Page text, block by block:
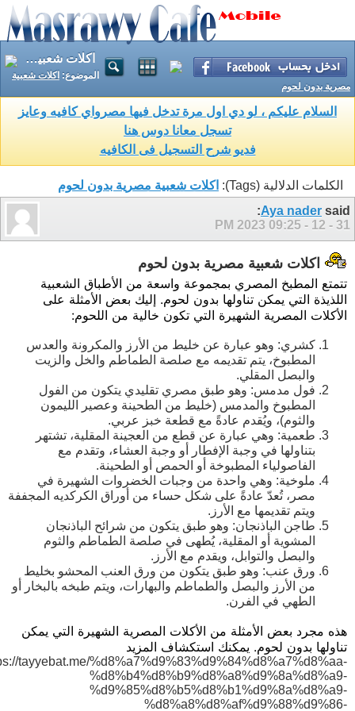
اكلات شعبية مصرية بدون لحوم
الموضوع: اكلات شعبية
مصرية بدون لحوم
السلام عليكم ، لو دي اول مرة تدخل فيها مصرواي كافيه وعايز
تسجل معانا دوس هنا
فديو شرح التسجيل فى الكافيه
الكلمات الدلالية (Tags):
اكلات شعبية مصرية بدون لحوم
Aya nader said:
31 - 12 - 2023
09:25 PM
اكلات شعبية مصرية بدون لحوم
تتمتع المطبخ المصري بمجموعة واسعة من الأطباق الشعبية
اللذيذة التي يمكن تناولها بدون لحوم. إليك بعض الأمثلة على
الأكلات المصرية الشهيرة التي تكون خالية من اللحوم:
كشري: وهو عبارة عن خليط من الأرز والمكرونة والعدس
المطبوخ، يتم تقديمه مع صلصة الطماطم والخل والزيت
والبصل المقلي.
فول مدمس: وهو طبق مصري تقليدي يتكون من الفول
المطبوخ والمدمس (خليط من الطحينة وعصير الليمون
والثوم)، ويُقدم عادةً مع قطعة خبز عربي.
طعمية: وهي عبارة عن قطع من العجينة المقلية، تشتهر
بتناولها في وجبة الإفطار أو وجبة العشاء، وتقدم مع
الفاصولياء المطبوخة أو الحمص أو الطحينة.
ملوخية: وهي واحدة من وجبات الخضروات الشهيرة في
مصر، تُعدّ عادةً على شكل حساء من أوراق الكركديه المجففة
ويتم تقديمها مع الأرز.
طاجن الباذنجان: وهو طبق يتكون من شرائح الباذنجان
المشوية أو المقلية، يُطهى في صلصة الطماطم والثوم
والبصل والتوابل، ويقدم مع الأرز.
ورق عنب: وهو طبق يتكون من ورق العنب المحشو بخليط
من الأرز والبصل والطماطم والبهارات، ويتم طبخه بالبخار أو
الطهي في الفرن.
هذه مجرد بعض الأمثلة من الأكلات المصرية الشهيرة التي يمكن
تناولها بدون لحوم. يمكنك استكشاف المزيد
tayyebat.me/%d8%a7%d9%83%d9%84%d8%a7%d8%aa-
%d8%b4%d8%b9%d8%a8%d9%8a%d8%a9-
%d9%85%d8%b5%d8%b1%d9%8a%d8%a9-
%d8%a8%d8%af%d9%88%d9%86-